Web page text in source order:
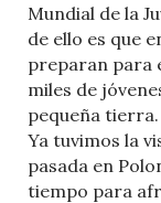
Mundial de la
de ello es que
preparan para
miles de
pequeña tierra.
Ya tuvimos la
pasada en
tiempo para